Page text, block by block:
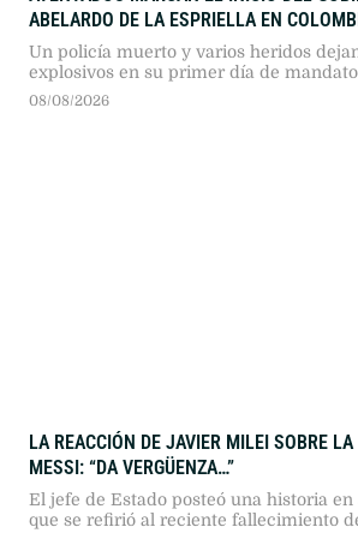
ABELARDO DE LA ESPRIELLA EN
Un policía muerto y varios heridos
explosivos en su primer día de
presidente prometió mano dura contra
08/08/2026
LA REACCIÓN DE JAVIER MILEI SOBRE
MESSI: “DA VERGÜENZA…”
El jefe de Estado posteó una historia en
que se refirió al reciente fallecimiento